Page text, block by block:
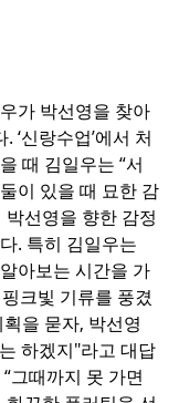
가 박선영을 찾아
‘신랑수업’에서 처
때 김일우는 “서
이 있을 때 묘한 감
박선영을 향한 감정
. 특히 김일우는
아보는 시간을 가
크빛 기류를 풍겼
을 묻자, 박선영
하겠지"라고 대답
그때까지 못 가면